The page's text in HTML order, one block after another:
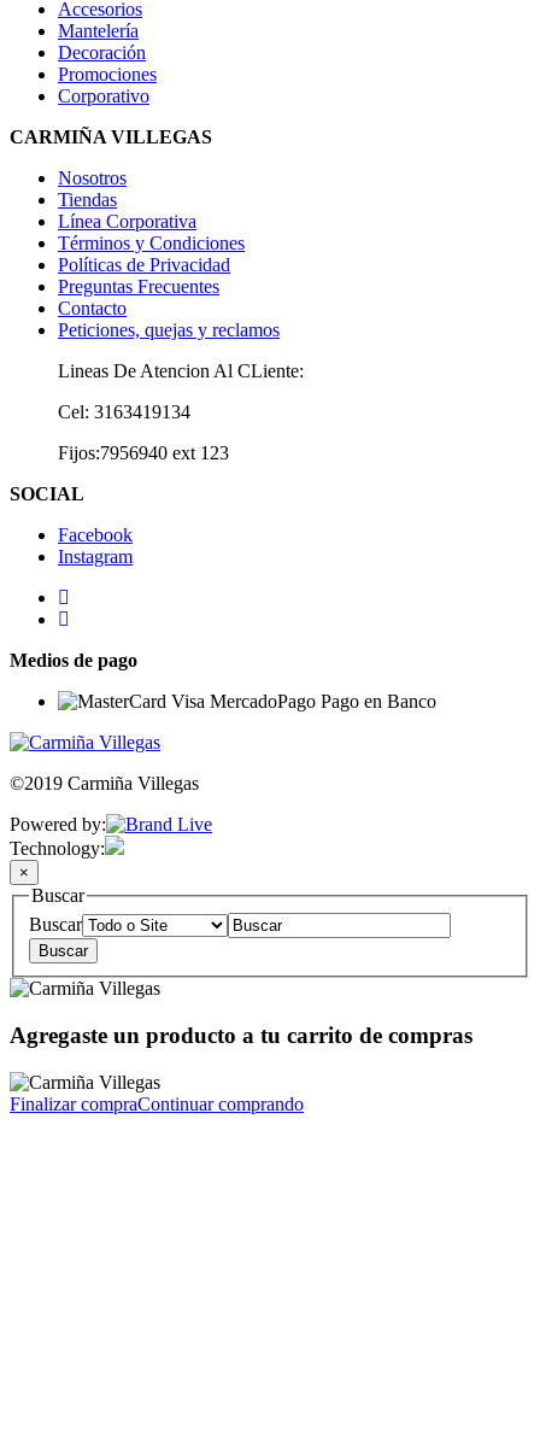
Accesorios
Mantelería
Decoración
Promociones
Corporativo
CARMIÑA VILLEGAS
Nosotros
Tiendas
Línea Corporativa
Términos y Condiciones
Políticas de Privacidad
Preguntas Frecuentes
Contacto
Peticiones, quejas y reclamos
Lineas De Atencion Al CLiente:
Cel: 3163419134
Fijos:7956940 ext 123
SOCIAL
Facebook
Instagram
Medios de pago
©2019 Carmiña Villegas
Powered by:
Technology:
×
Buscar
Buscar
Agregaste un producto a tu carrito de compras
Finalizar compraContinuar comprando